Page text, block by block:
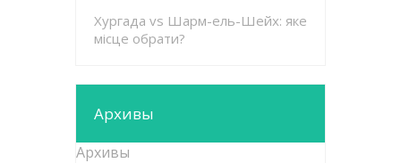
Хургада vs Шарм-ель-Шейх: яке
місце обрати?
Архивы
Архивы